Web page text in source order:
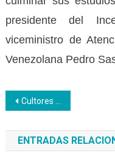
presidente del
viceministro de
Venezolana Pedro
Navegación
de
Cultores venezolanos agradecen formación del Inces como promotores culturales
ENTRADAS